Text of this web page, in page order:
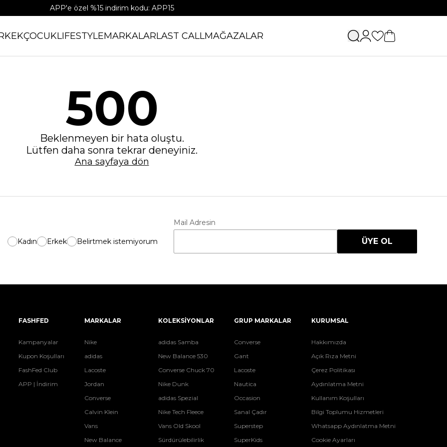
APP'e özel %15 indirim kodu: APP15
ÇOCUKLIFESTYLEMARKALARLAST CALLMAĞAZALAR
500
Beklenmeyen bir hata oluştu.
Lütfen daha sonra tekrar deneyiniz.
Ana sayfaya dön
Kadın Erkek Belirtmek istemiyorum
Mail Adresin
ÜYE OL
FASHFED
Kampanyalar
Kupon Koşulları
FashFed Club
APP | İndirim
MARKALAR
Nike
adidas
Lacoste
Jordan
Converse
Calvin Klein
Vans
New Balance
KOLEKSİYONLAR
adidas Samba
New Balance 530
Converse Chuck 70
Nike Dunk
adidas Spezial
Nike Tech Fleece
Vans Old Skool
Sürdürülebilirlik
GRUP MARKALAR
Converse
Gant
Lacoste
Nautica
Occasion
Sanal Çadır
Superstep
SuperKids
KURUMSAL
Hakkımızda
Açık Rıza Metni
Çerez Politikası
Aydınlatma Metni
Kullanım Koşulları
Bilgi Toplumu Hizmetleri
Whatsapp Aydınlatma Metni
Cookie Ayarları